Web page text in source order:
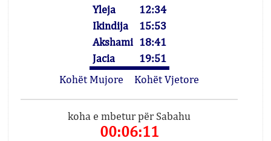
Yleja
12:34
Ikindija
15:53
Akshami 18:41
Jacia
19:51
Kohët Mujore
Kohët Vjetore
koha e mbetur për Sabahu
00:06:11